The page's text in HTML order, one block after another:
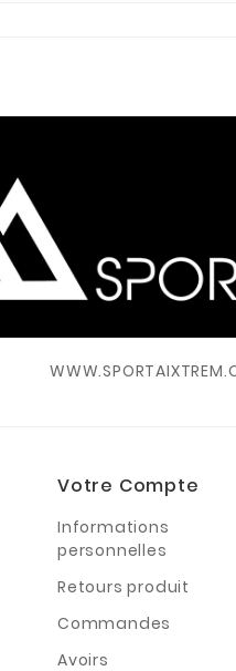
Votre Compte
Informations
personnelles
Retours produit
Commandes
Avoirs